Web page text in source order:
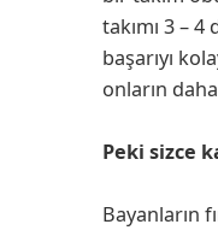
takımı 3 –
başarıyı
onların
Peki sizce
Bayanların